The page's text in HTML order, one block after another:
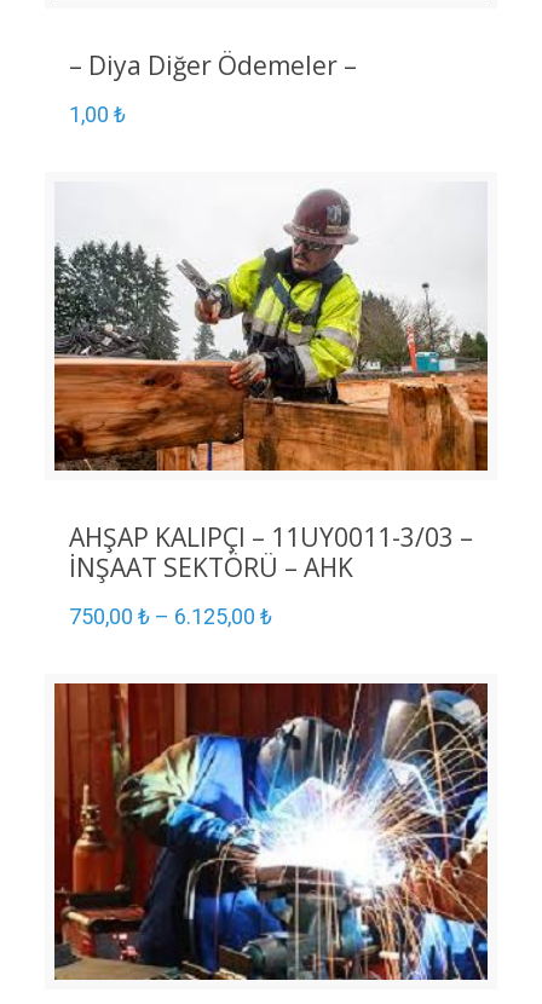
– Diya Diğer Ödemeler –
1,00 ₺
AHŞAP KALIPÇI – 11UY0011-3/03 –
İNŞAAT SEKTÖRÜ – AHK
750,00 ₺– 6.125,00 ₺